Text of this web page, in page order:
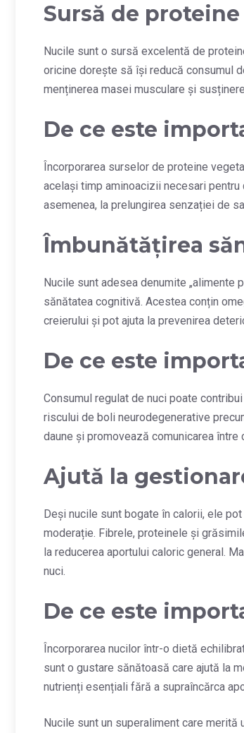
Sursă de
Nucile sunt o sursă excelentă de
oricine dorește să își reducă consumul
menținerea masei musculare și
De ce este
Încorporarea surselor de proteine
același timp aminoacizii necesari
asemenea, la prelungirea senzației de
Îmbunătățirea
Nucile sunt adesea denumite „alimente
sănătatea cognitivă. Acestea conțin
creierului și pot ajuta la prevenirea
De ce este
Consumul regulat de nuci poate
riscului de boli neurodegenerative
daune și promovează comunicarea între
Ajută la
Deși nucile sunt bogate în calorii, ele
moderație. Fibrele, proteinele și
la reducerea aportului caloric general.
nuci.
De ce este
Încorporarea nucilor într-o dietă
sunt o gustare sănătoasă care ajută la
nutrienți esențiali fără a supraîncărca
Nucile sunt un superaliment care